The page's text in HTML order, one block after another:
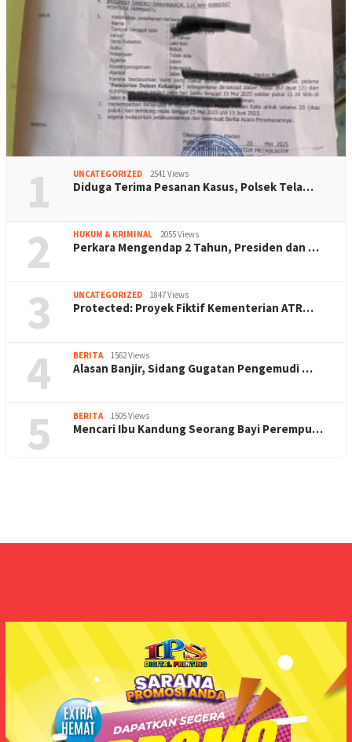
1 UNCATEGORIZED 2541 Views
Diduga Terima Pesanan Kasus, Polsek Tela…
2 HUKUM & KRIMINAL 2055 Views
Perkara Mengendap 2 Tahun, Presiden dan …
3 UNCATEGORIZED 1847 Views
Protected: Proyek Fiktif Kementerian ATR…
4 BERITA 1562 Views
Alasan Banjir, Sidang Gugatan Pengemudi …
5 BERITA 1505 Views
Mencari Ibu Kandung Seorang Bayi Perempu…